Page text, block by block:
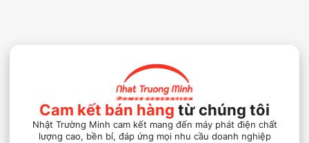
Cam kết bán hàng từ chúng tôi
Nhật Trường Minh cam kết mang đến máy phát điện chất
lượng cao, bền bỉ, đáp ứng mọi nhu cầu doanh nghiệp